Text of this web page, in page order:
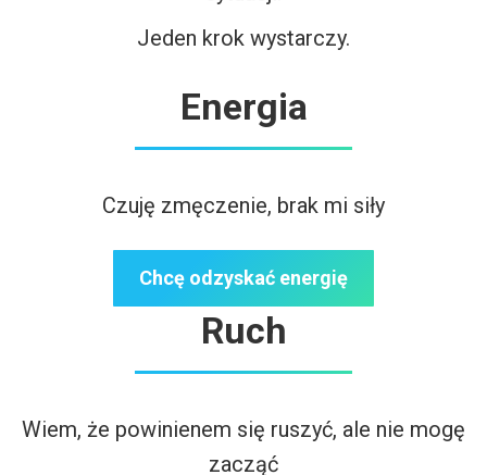
Jeden krok wystarczy.
Energia
Czuję zmęczenie, brak mi siły
Chcę odzyskać energię
Ruch
Wiem, że powinienem się ruszyć, ale nie mogę
zacząć